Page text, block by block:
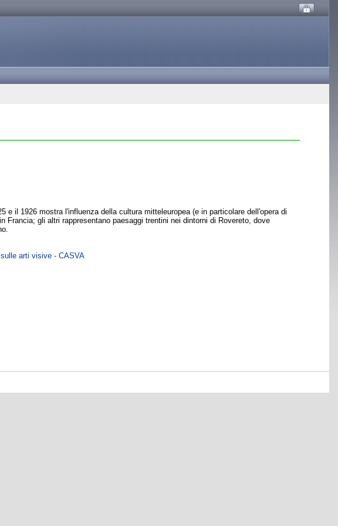
e il 1926 mostra l'influenza della cultura mitteleuropea (e in particolare dell'opera di
gli altri rappresentano paesaggi trentini nei dintorni di Rovereto, dove
arti visive - CASVA